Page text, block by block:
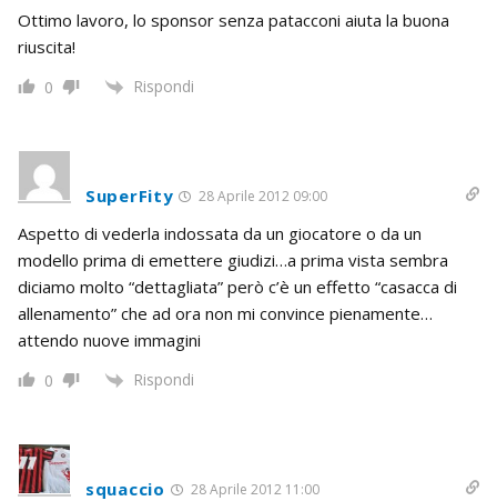
Ottimo lavoro, lo sponsor senza patacconi aiuta la buona
riuscita!
0 Rispondi
SuperFity 28 Aprile 2012 09:00
Aspetto di vederla indossata da un giocatore o da un
modello prima di emettere giudizi…a prima vista sembra
diciamo molto “dettagliata” però c’è un effetto “casacca di
allenamento” che ad ora non mi convince pienamente…
attendo nuove immagini
0 Rispondi
squaccio 28 Aprile 2012 11:00